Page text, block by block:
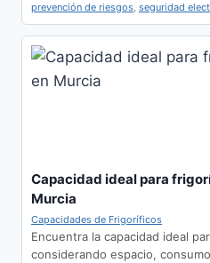
prevención de riesgos, seguridad
Capacidad ideal para
Murcia
Capacidades de Frigoríficos
Encuentra la capacidad ideal
considerando espacio,